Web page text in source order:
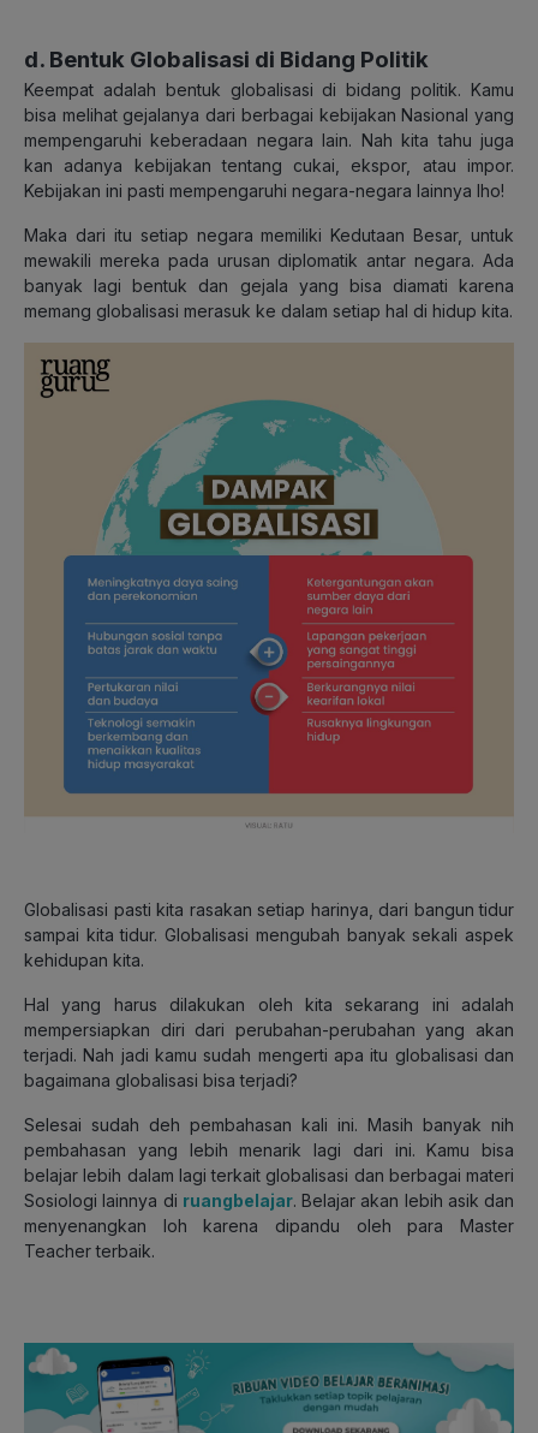
d. Bentuk Globalisasi di Bidang Politik
Keempat adalah bentuk globalisasi di bidang politik. Kamu
bisa melihat gejalanya dari berbagai kebijakan Nasional yang
mempengaruhi keberadaan negara lain. Nah kita tahu juga
kan adanya kebijakan tentang cukai, ekspor, atau impor.
Kebijakan ini pasti mempengaruhi negara-negara lainnya lho!
Maka dari itu setiap negara memiliki Kedutaan Besar, untuk
mewakili mereka pada urusan diplomatik antar negara. Ada
banyak lagi bentuk dan gejala yang bisa diamati karena
memang globalisasi merasuk ke dalam setiap hal di hidup kita.
Globalisasi pasti kita rasakan setiap harinya, dari bangun tidur
sampai kita tidur. Globalisasi mengubah banyak sekali aspek
kehidupan kita.
Hal yang harus dilakukan oleh kita sekarang ini adalah
mempersiapkan diri dari perubahan-perubahan yang akan
terjadi. Nah jadi kamu sudah mengerti apa itu globalisasi dan
bagaimana globalisasi bisa terjadi?
Selesai sudah deh pembahasan kali ini. Masih banyak nih
pembahasan yang lebih menarik lagi dari ini. Kamu bisa
belajar lebih dalam lagi terkait globalisasi dan berbagai materi
Sosiologi lainnya di ruangbelajar. Belajar akan lebih asik dan
menyenangkan loh karena dipandu oleh para Master
Teacher terbaik.